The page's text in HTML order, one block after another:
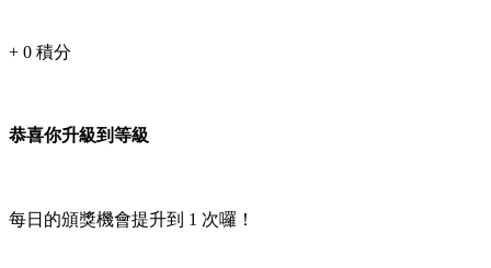
+ 0 積分
恭喜你升級到等級
每日的頒獎機會提升到 1 次囉！